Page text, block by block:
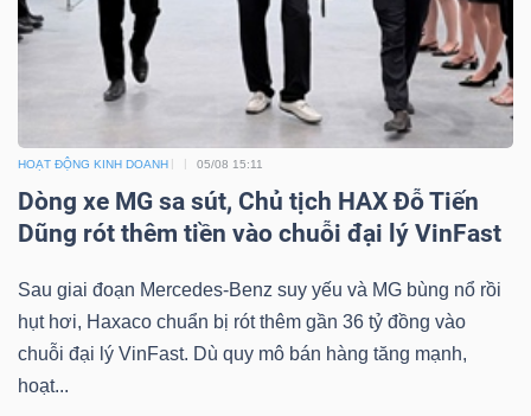
HOẠT ĐỘNG KINH DOANH 05/08 15:11
Dòng xe MG sa sút, Chủ tịch HAX Đỗ Tiến
Dũng rót thêm tiền vào chuỗi đại lý VinFast
Sau giai đoạn Mercedes-Benz suy yếu và MG bùng nổ rồi
hụt hơi, Haxaco chuẩn bị rót thêm gần 36 tỷ đồng vào
chuỗi đại lý VinFast. Dù quy mô bán hàng tăng mạnh,
hoạt...